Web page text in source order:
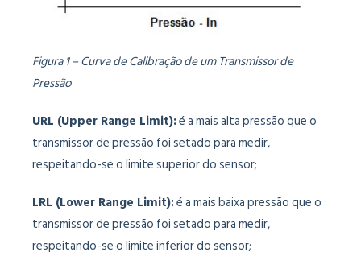
Figura 1 – Curva de Calibração de um Transmissor de
Pressão
URL (Upper Range Limit):é a mais alta pressão que o
transmissor de pressão foi setado para medir,
respeitando-se o limite superior do sensor;
LRL (Lower Range Limit):é a mais baixa pressão que o
transmissor de pressão foi setado para medir,
respeitando-se o limite inferior do sensor;